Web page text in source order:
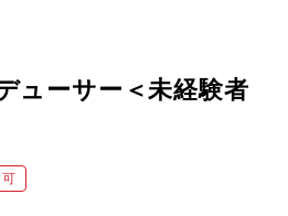
ューサー＜未経験者